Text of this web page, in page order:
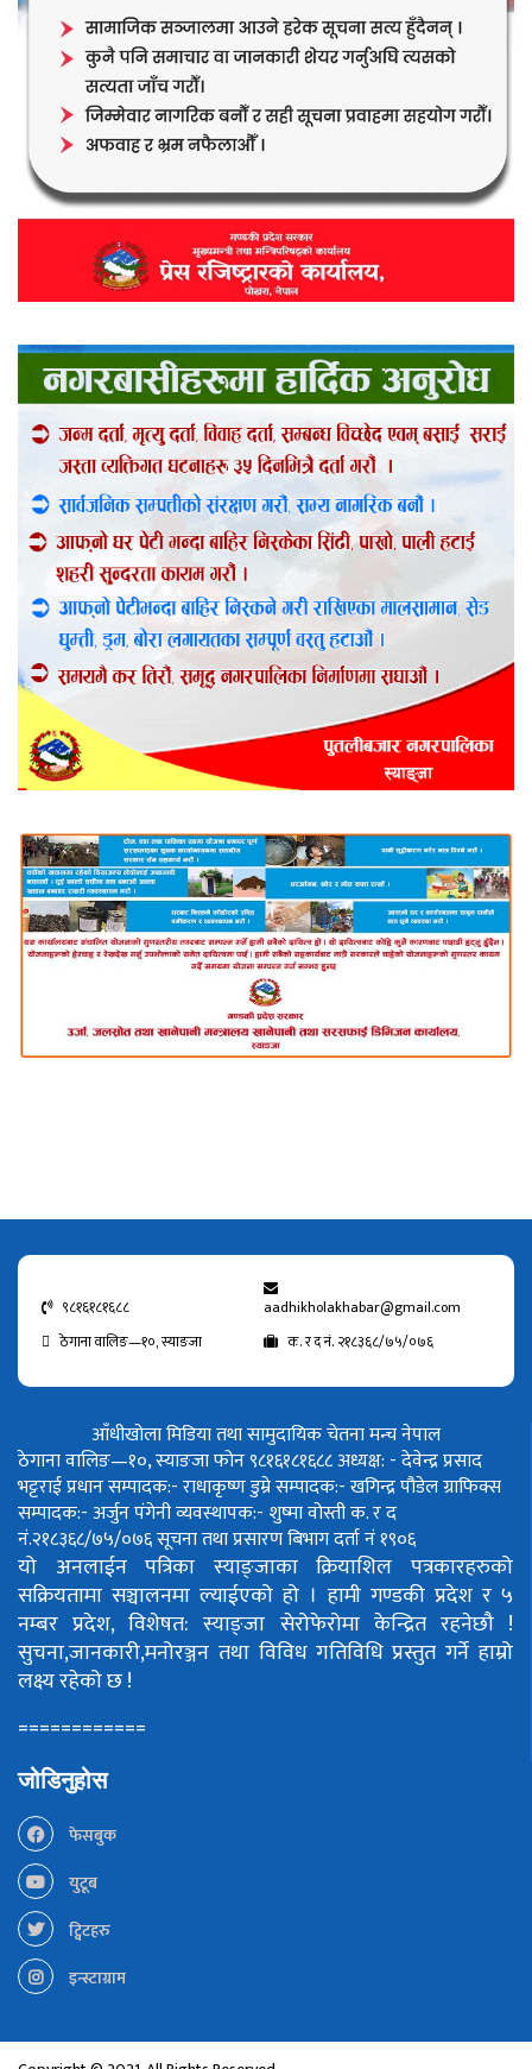
९८१६१८१६८८
aadhikholakhabar@gmail.com
ठेगाना वालिङ—१०, स्याङजा
क. र द नं. २१८३६८/७५/०७६
आँधीखोला मिडिया तथा सामुदायिक चेतना मन्च नेपाल
ठेगाना वालिङ—१०, स्याङजा फोन ९८१६१८१६८८अध्यक्ष: - देवेन्द्र प्रसाद
भट्टराईप्रधान सम्पादक:- राधाकृष्ण डुम्रेसम्पादक:- खगिन्द्र पौडेलग्राफिक्स
सम्पादक:- अर्जुन पंगेनीव्यवस्थापक:- शुष्मा वोस्तीक. र द
नं.२१८३६८/७५/०७६सूचना तथा प्रसारण बिभाग दर्ता नं १९०६
यो अनलाईन पत्रिका स्याङ्जाका क्रियाशिल पत्रकारहरुको
सक्रियतामा सञ्चालनमा ल्याईएको हो । हामी गण्डकी प्रदेश र ५
नम्बर प्रदेश, विशेषत: स्याङ्जा सेरोफेरोमा केन्द्रित रहनेछौ !
सुचना,जानकारी,मनोरञ्जन तथा विविध गतिविधि प्रस्तुत गर्ने हाम्रो
लक्ष्य रहेको छ !
============
जोडिनुहोस
फेसबुक
युटूब
ट्विटहरु
इन्स्टाग्राम